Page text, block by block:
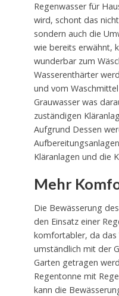
Regenwasser für
wird, schont das
sondern auch die
wie bereits erwähnt,
wunderbar zum
Wasserenthärter
und vom
Grauwasser was
zuständigen
Aufgrund Dessen
Kläranlagen und die
Mehr
Die Bewässerung
den Einsatz einer
komfortabler, da das
umständlich mit der
Garten getragen
Regentonne mit
kann die